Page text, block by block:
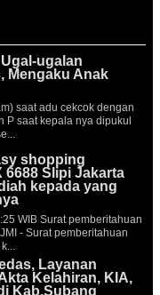
ugalan
Mengaku Anak
saat adu cekcok dengan
P saat kepala nya dipukul
shopping
6688 Slipi Jakarta
kepada yang
WIB Surat pemberitahuan
- Surat pemberitahuan
Layanan
Kelahiran, KIA,
Kab.Subang